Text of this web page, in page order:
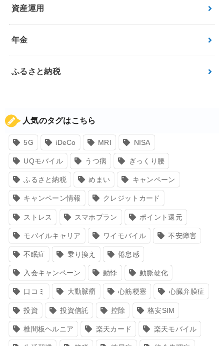
資産運用
年金
ふるさと納税
人気のタグはこちら
5G iDeCo MRI NISA
UQモバイル うつ病 ぎっくり腰
ふるさと納税 めまい キャンペーン
キャンペーン情報 クレジットカード
ストレス スマホプラン ポイント還元
モバイルキャリア ワイモバイル 不安障害
不眠症 乗り換え 倦怠感
入会キャンペーン 動悸 動脈硬化
口コミ 大動脈瘤 心筋梗塞 心臓弁膜症
投資 投資信託 控除 格安SIM
椎間板ヘルニア 楽天カード 楽天モバイル